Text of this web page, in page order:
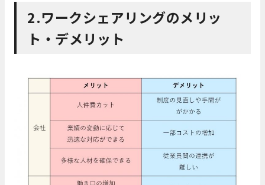
2.ワークシェアリングのメリッ
ト・デメリット